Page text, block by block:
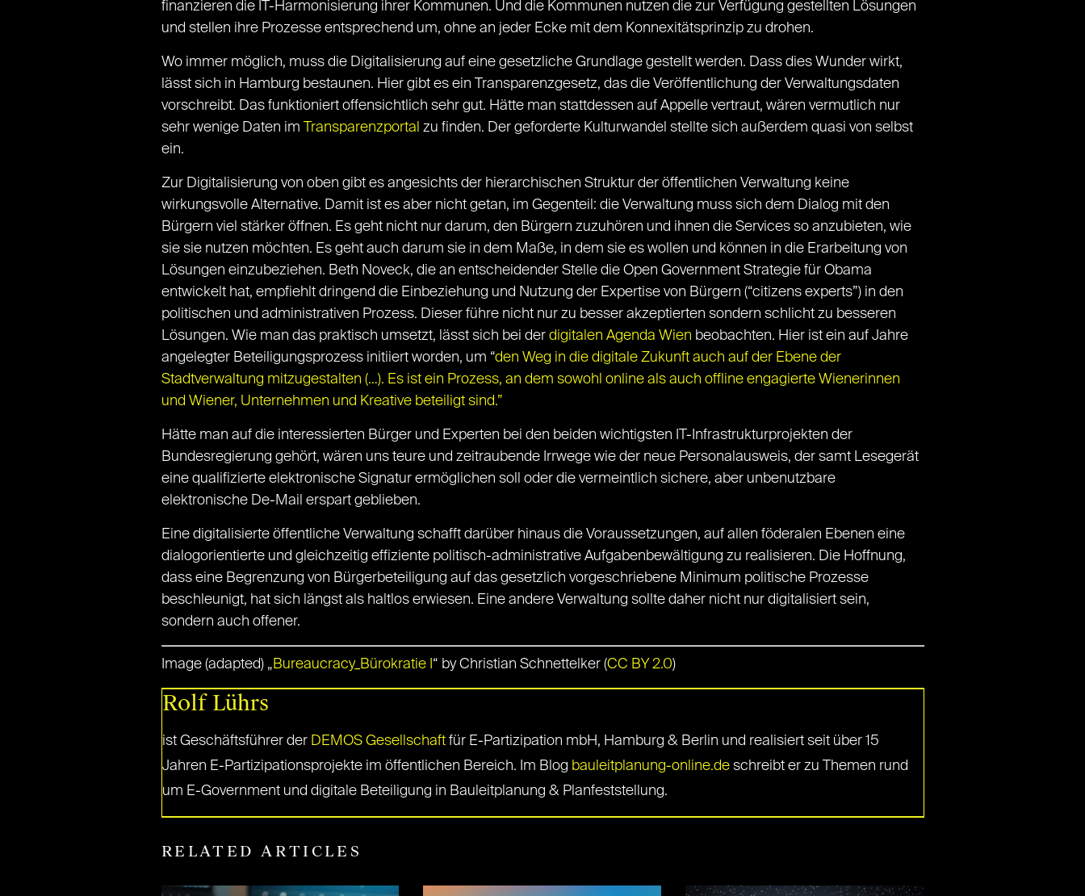
finanzieren die IT-Harmonisierung ihrer Kommunen. Und die Kommunen nutzen die zur Verfügung gestellten Lösungen
und stellen ihre Prozesse entsprechend um, ohne an jeder Ecke mit dem Konnexitätsprinzip zu drohen.
Wo immer möglich, muss die Digitalisierung auf eine gesetzliche Grundlage gestellt werden. Dass dies Wunder wirkt,
lässt sich in Hamburg bestaunen. Hier gibt es ein Transparenzgesetz, das die Veröffentlichung der Verwaltungsdaten
vorschreibt. Das funktioniert offensichtlich sehr gut. Hätte man stattdessen auf Appelle vertraut, wären vermutlich nur
sehr wenige Daten im Transparenzportal zu finden. Der geforderte Kulturwandel stellte sich außerdem quasi von selbst
ein.
Zur Digitalisierung von oben gibt es angesichts der hierarchischen Struktur der öffentlichen Verwaltung keine
wirkungsvolle Alternative. Damit ist es aber nicht getan, im Gegenteil: die Verwaltung muss sich dem Dialog mit den
Bürgern viel stärker öffnen. Es geht nicht nur darum, den Bürgern zuzuhören und ihnen die Services so anzubieten, wie
sie sie nutzen möchten. Es geht auch darum sie in dem Maße, in dem sie es wollen und können in die Erarbeitung von
Lösungen einzubeziehen. Beth Noveck, die an entscheidender Stelle die Open Government Strategie für Obama
entwickelt hat, empfiehlt dringend die Einbeziehung und Nutzung der Expertise von Bürgern (“citizens experts”) in den
politischen und administrativen Prozess. Dieser führe nicht nur zu besser akzeptierten sondern schlicht zu besseren
Lösungen. Wie man das praktisch umsetzt, lässt sich bei der digitalen Agenda Wien beobachten. Hier ist ein auf Jahre
angelegter Beteiligungsprozess initiiert worden, um “den Weg in die digitale Zukunft auch auf der Ebene der
Stadtverwaltung mitzugestalten (…). Es ist ein Prozess, an dem sowohl online als auch offline engagierte Wienerinnen
und Wiener, Unternehmen und Kreative beteiligt sind.”
Hätte man auf die interessierten Bürger und Experten bei den beiden wichtigsten IT-Infrastrukturprojekten der
Bundesregierung gehört, wären uns teure und zeitraubende Irrwege wie der neue Personalausweis, der samt Lesegerät
eine qualifizierte elektronische Signatur ermöglichen soll oder die vermeintlich sichere, aber unbenutzbare
elektronische De-Mail erspart geblieben.
Eine digitalisierte öffentliche Verwaltung schafft darüber hinaus die Voraussetzungen, auf allen föderalen Ebenen eine
dialogorientierte und gleichzeitig effiziente politisch-administrative Aufgabenbewältigung zu realisieren. Die Hoffnung,
dass eine Begrenzung von Bürgerbeteiligung auf das gesetzlich vorgeschriebene Minimum politische Prozesse
beschleunigt, hat sich längst als haltlos erwiesen. Eine andere Verwaltung sollte daher nicht nur digitalisiert sein,
sondern auch offener.
Image (adapted) „Bureaucracy_Bürokratie I “ by Christian Schnettelker (CC BY 2.0)
Rolf Lührs
ist Geschäftsführer der DEMOS Gesellschaftfür E-Partizipation mbH, Hamburg & Berlin und realisiert seit über 15
Jahren E-Partizipationsprojekte im öffentlichen Bereich. Im Blog bauleitplanung-online.deschreibt er zu Themen rund
um E-Government und digitale Beteiligung in Bauleitplanung & Planfeststellung.
RELATED ARTICLES